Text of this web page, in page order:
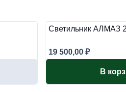
Светильник АЛМАЗ
19 500,00 ₽
В